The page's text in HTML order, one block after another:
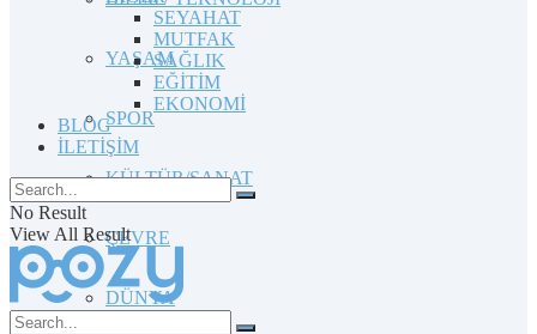
YAŞAM
SPOR
KÜLTÜR/SANAT
ÇEVRE
DÜNYA
SEYAHAT
MUTFAK
SAĞLIK
EĞİTİM
EKONOMİ
BLOG
İLETİŞİM
No Result
View All Result